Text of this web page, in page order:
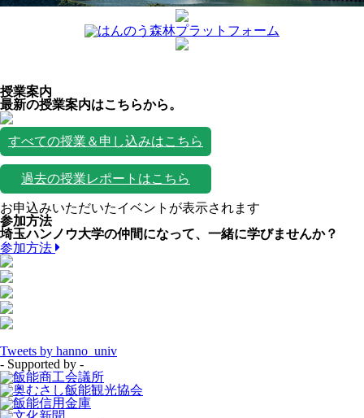
授業案内
最新の授業案内はこちらから。
すべての授業＆申し込みはこちら
過去の授業レポートはこちら
お申込みいただいたイベントが表示されます
参加方法
埼玉ハンノウ大学の仲間になって、一緒に学びませんか？
参加方法
Tweets by hanno_univ
- Supported by -